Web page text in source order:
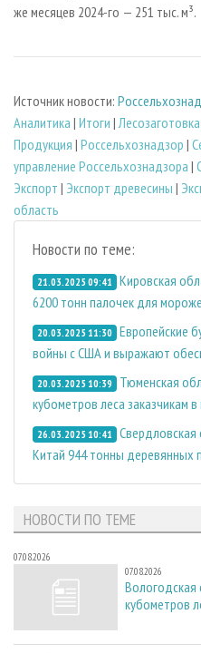
же месяцев 2024-го — 251 тыс. м³.
Источник новости:
Аналитика | Итоги |Лесозаготовка
Продукция | Россельхознадзор |
управление Россельхознадзора |
Экспорт | Экспорт древесины |
область
Новости по теме:
21.03.2025 09:41 Кировская
6200 тонн палочек для
20.03.2025 11:30 Европейские
войны с США и выражают
20.03.2025 10:39
Тюменская
кубометров леса заказчикам
26.03.2025 10:41 Свердловская
Китай 944 тонны деревянных
НОВОСТИ ПО ТЕМЕ
07.08.2026
07.08.2026
Вологодская
кубометров